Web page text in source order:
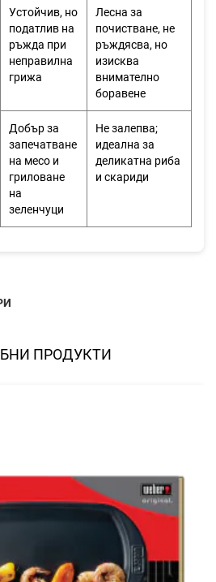
Устойчив, но
податлив на
ръжда при
неправилна
грижа
Лесна за
почистване, не
ръждясва, но
изисква
внимателно
боравене
Добър за
запечатване
на месо и
гриловане
на
зеленчуци
Не залепва;
идеална за
деликатна риба
и скариди
ПРОДУКТИ